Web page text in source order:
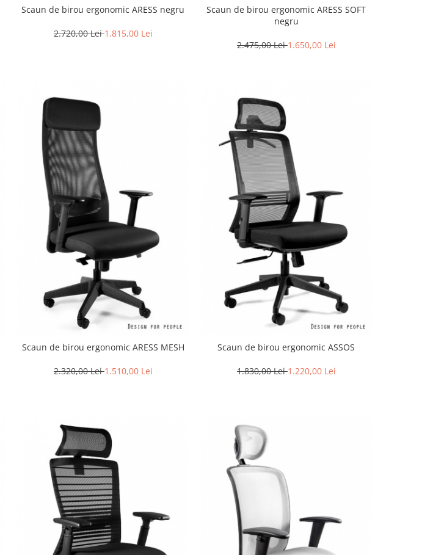
Scaun de birou ergonomic ARESS negru
2.720,00 Lei1.815,00 Lei
Scaun de birou ergonomic ARESS SOFT
negru
2.475,00 Lei1.650,00 Lei
Scaun de birou ergonomic ARESS MESH
2.320,00 Lei1.510,00 Lei
Scaun de birou ergonomic ASSOS
1.830,00 Lei1.220,00 Lei